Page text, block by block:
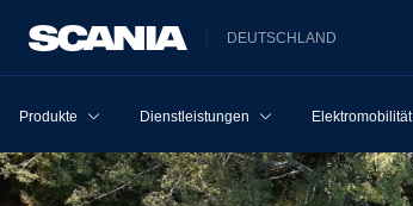
DEUTSCHLAND
Produkte Dienstleistungen Elektromobilität